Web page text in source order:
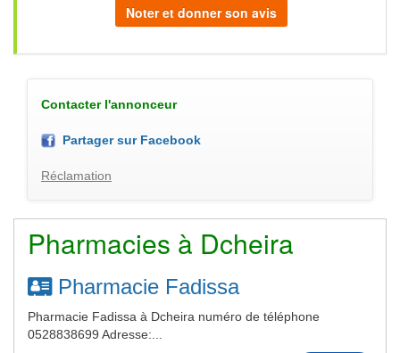
Noter et donner son avis
Contacter l'annonceur
Partager sur Facebook
Réclamation
Pharmacies à Dcheira
Pharmacie Fadissa
Pharmacie Fadissa à Dcheira numéro de téléphone
0528838699 Adresse:...